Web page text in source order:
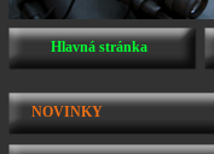
Hlavná stránka
NOVINKY